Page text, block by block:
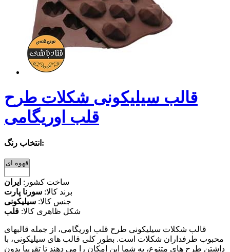
قالب سیلیکونی شکلات طرح
قلب اوریگامی
انتخاب رنگ:
ساخت کشور: ایران
برند کالا: سورنا پارت
جنس کالا: سیلیکونی
شکل ظاهری کالا: قلب
قالب شکلات سیلیکونی طرح قلب اوریگامی، از جمله قالبهای
محبوب طرفداران شکلات است. بطور کلی قالب های سیلیکونی، با
داشتن طرح های متنوع، به شما این امکان را می دهند تا تقریبا بدون